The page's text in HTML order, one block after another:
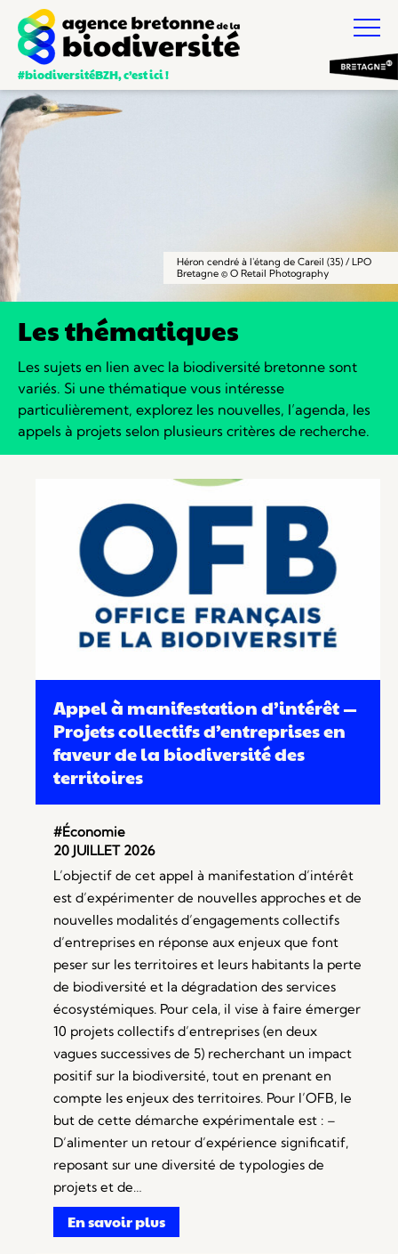
#biodiversitéBZH, c’est ici !
Héron cendré à l'étang de Careil (35) / LPO
Bretagne © O Retail Photography
Les thématiques
Les sujets en lien avec la biodiversité bretonne sont
variés. Si une thématique vous intéresse
particulièrement, explorez les nouvelles, l’agenda, les
appels à projets selon plusieurs critères de recherche.
Appel à manifestation d’intérêt —
Projets collectifs d’entreprises en
faveur de la biodiversité des
territoires
#Économie
20 JUILLET 2026
L’objectif de cet appel à manifestation d’intérêt
est d’expérimenter de nouvelles approches et de
nouvelles modalités d’engagements collectifs
d’entreprises en réponse aux enjeux que font
peser sur les territoires et leurs habitants la perte
de biodiversité et la dégradation des services
écosystémiques. Pour cela, il vise à faire émerger
10 projets collectifs d’entreprises (en deux
vagues successives de 5) recherchant un impact
positif sur la biodiversité, tout en prenant en
compte les enjeux des territoires. Pour l’OFB, le
but de cette démarche expérimentale est : –
D’alimenter un retour d’expérience significatif,
reposant sur une diversité de typologies de
projets et de…
En savoir plus